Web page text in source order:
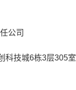
公司
科技城6栋3层305